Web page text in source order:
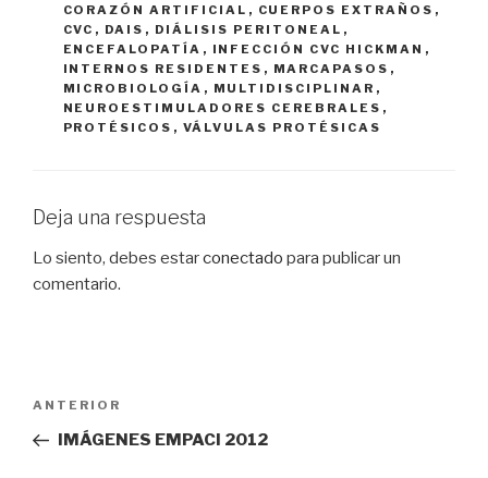
CORAZÓN ARTIFICIAL , CUERPOS EXTRAÑOS ,
CVC , DAIS , DIÁLISIS PERITONEAL ,
ENCEFALOPATÍA , INFECCIÓN CVC HICKMAN ,
INTERNOS RESIDENTES , MARCAPASOS ,
MICROBIOLOGÍA , MULTIDISCIPLINAR ,
NEUROESTIMULADORES CEREBRALES ,
PROTÉSICOS , VÁLVULAS PROTÉSICAS
Deja una respuesta
Lo siento, debes estarconectado para publicar un
comentario.
entradas
Entrada
anterior:
ANTERIOR
IMÁGENES EMPACI 2012